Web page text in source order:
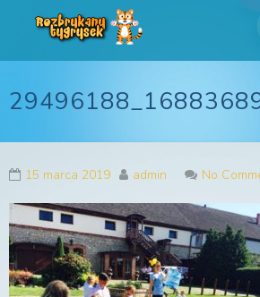
Rozbrykany
Tygrysek
Profesjonalne animacje urodzinowe dla
15 marca 2019 admin No